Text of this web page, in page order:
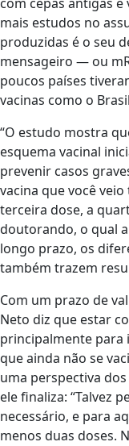
com cepas antigas
mais estudos no
produzidas é o seu
mensageiro — ou
poucos países
vacinas como o
“O estudo mostra
esquema vacinal
prevenir casos
vacina que você
terceira dose, a
doutorando, o qual
longo prazo, os
também trazem
Com um prazo de
Neto diz que estar
principalmente para
que ainda não se
uma perspectiva
ele finaliza: “Talvez
necessário, e para
menos duas doses.